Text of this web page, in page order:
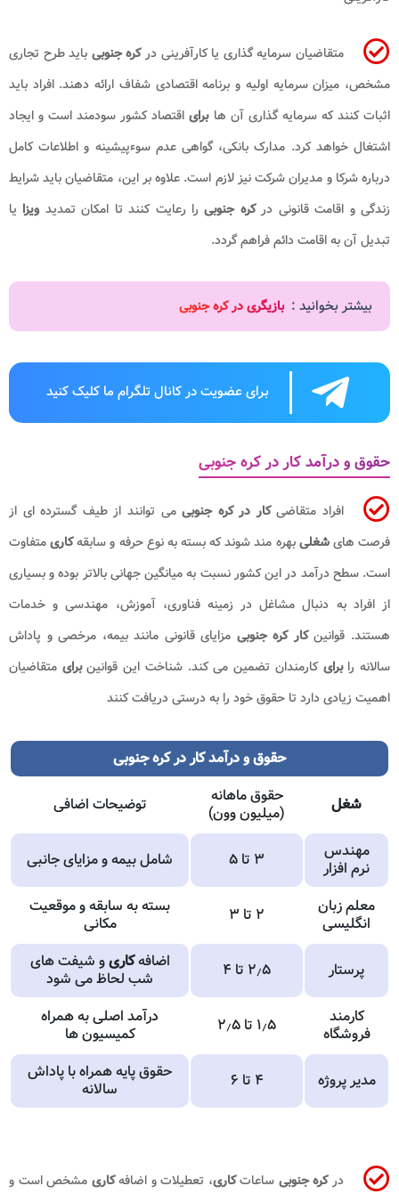
متقاضیان سرمایه گذاری یا کارآفرینی درکره جنوبیباید طرح تجاری
میزان سرمایه اولیه و برنامه اقتصادی شفاف ارائه دهند. افراد باید
کنند که سرمایه گذاری آن هابرایاقتصاد کشور سودمند است و ایجاد
خواهد کرد. مدارک بانکی، گواهی عدم سوءپیشینه و اطلاعات کامل
شرکا و مدیران شرکت نیز لازم است. علاوه بر این، متقاضیان باید شرایط
و اقامت قانونی درکره جنوبیرا رعایت کنند تا امکان تمدیدویزایا
آن به اقامت دائم فراهم گردد.
بیشتر بخوانید : بازیگری در کره جنوبی
برای عضویت در کانال تلگرام ما کلیک کنید
و درآمد کار در کره جنوبی
افراد متقاضیکار در کره جنوبیمی توانند از طیف گسترده ای از
هایشغلیبهره مند شوند که بسته به نوع حرفه و سابقهکاریمتفاوت
سطح درآمد در این کشور نسبت به میانگین جهانی بالاتر بوده و بسیاری
افراد به دنبال مشاغل در زمینه فناوری، آموزش، مهندسی و خدمات
قوانینکار کره جنوبیمزایای قانونی مانند بیمه، مرخصی و پاداش
را برایکارمندان تضمین می کند. شناخت این قوانینبرایمتقاضیان
زیادی دارد تا حقوق خود را به درستی دریافت کنند
حقوق و درآمد کار در کره جنوبی
شغل
حقوق ماهانه
(میلیون وون)
توضیحات اضافی
مهندس
نرم افزار
شامل بیمه و مزایای جانبی
معلم زبان
انگلیسی
بسته به سابقه و موقعیت
مکانی
پرستار ۲٫۵ تا ۴ اضافهکاریو شیفت های
شب لحاظ می شود
کارمند
فروشگاه
۱٫۵ تا ۲٫۵
درآمد اصلی به همراه
کمیسیون ها
مدیر پروژه
حقوق پایه همراه با پاداش
سالانه
درکره جنوبیساعاتکاری، تعطیلات و اضافهکاریمشخص است و